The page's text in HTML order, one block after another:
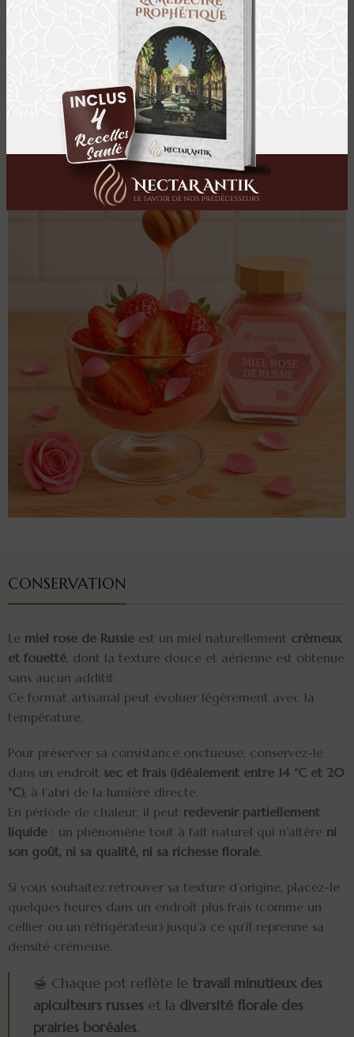
Conservez-le à température ambiante, à l’abri de la
🍰 Idée gourmande :nappez une coupe de
fraises fraîches d’une cuillerée de miel rose et
ajoutez quelques pétales comestibles pour un
dessert floral et élégant.
CONSERVATION
Le miel rose de Russie est un miel naturellement crémeux
et fouetté, dont la texture douce et aérienne est obtenue
sans aucun additif.
Ce format artisanal peut évoluer légèrement avec la
température.
Pour préserver sa consistance onctueuse, conservez-le
dans un endroit sec et frais (idéalement entre 14 °C et 20
°C), à l’abri de la lumière directe.
En période de chaleur, il peut redevenir partiellement
liquide : un phénomène tout à fait naturel qui n’altère ni
son goût, ni sa qualité, ni sa richesse florale.
Si vous souhaitez retrouver sa texture d’origine, placez-le
quelques heures dans un endroit plus frais (comme un
cellier ou un réfrigérateur) jusqu’à ce qu’il reprenne sa
densité crémeuse.
🍯 Chaque pot reflète le travail minutieux des
apiculteurs russes et la diversité florale des
prairies boréales.